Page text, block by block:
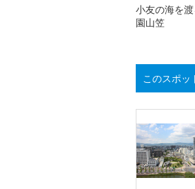
小友の海を
園山笠
このスポッ